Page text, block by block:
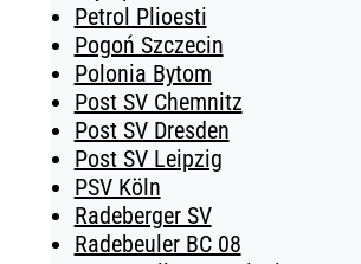
Petrol Plioesti
Pogoń Szczecin
Polonia Bytom
Post SV Chemnitz
Post SV Dresden
Post SV Leipzig
PSV Köln
Radeberger SV
Radebeuler BC 08